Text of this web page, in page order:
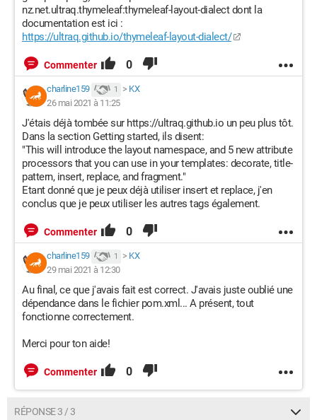
nz.net.ultraq.thymeleaf:thymeleaf-layout-dialect dont la
documentation est ici :
https://ultraq.github.io/thymeleaf-layout-dialect/
Commenter 0
charline159 1 > KX
26 mai 2021 à 11:25
J'étais déjà tombée sur https://ultraq.github.io un peu plus tôt.
Dans la section Getting started, ils disent:
"This will introduce the layout namespace, and 5 new attribute
processors that you can use in your templates: decorate, title-
pattern, insert, replace, and fragment."
Etant donné que je peux déjà utiliser insert et replace, j'en
conclus que je peux utiliser les autres tags également.
Commenter 0
charline159 1 > KX
29 mai 2021 à 12:30
Au final, ce que j'avais fait est correct. J'avais juste oublié une
dépendance dans le fichier pom.xml... A présent, tout
fonctionne correctement.
Merci pour ton aide!
Commenter 0
RÉPONSE 3 / 3